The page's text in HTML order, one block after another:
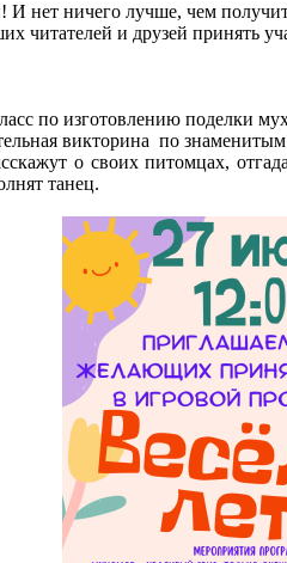
нет ничего лучше, чем
читателей и друзей принять
по изготовлению поделки
викторина по
о своих питомцах,
танец.